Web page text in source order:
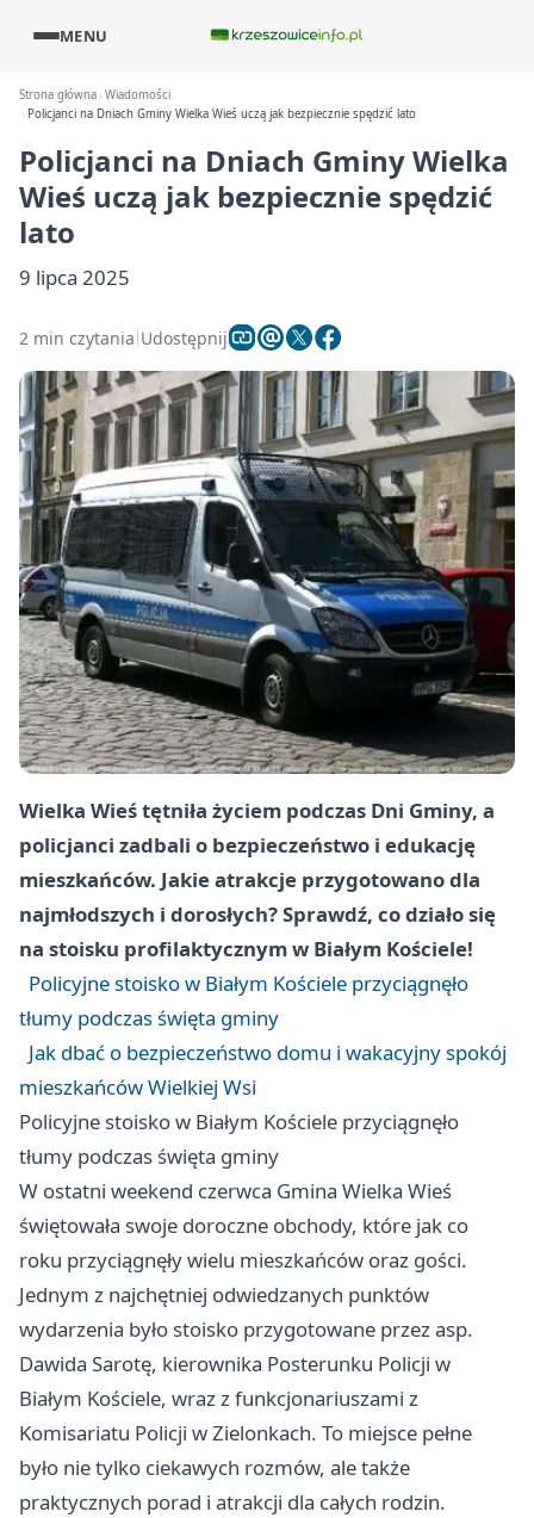
MENU
Strona główna Wiadomości
Policjanci na Dniach Gminy Wielka Wieś uczą jak bezpiecznie spędzić lato
Policjanci na Dniach Gminy Wielka
Wieś uczą jak bezpiecznie spędzić
lato
9 lipca 2025
2 min czytania Udostępnij
Wielka Wieś tętniła życiem podczas Dni Gminy, a
policjanci zadbali o bezpieczeństwo i edukację
mieszkańców. Jakie atrakcje przygotowano dla
najmłodszych i dorosłych? Sprawdź, co działo się
na stoisku profilaktycznym w Białym Kościele!
Policyjne stoisko w Białym Kościele przyciągnęło
tłumy podczas święta gminy
Jak dbać o bezpieczeństwo domu i wakacyjny spokój
mieszkańców Wielkiej Wsi
Policyjne stoisko w Białym Kościele przyciągnęło
tłumy podczas święta gminy
W ostatni weekend czerwca Gmina Wielka Wieś
świętowała swoje doroczne obchody, które jak co
roku przyciągnęły wielu mieszkańców oraz gości.
Jednym z najchętniej odwiedzanych punktów
wydarzenia było stoisko przygotowane przez asp.
Dawida Sarotę, kierownika Posterunku Policji w
Białym Kościele, wraz z funkcjonariuszami z
Komisariatu Policji w Zielonkach. To miejsce pełne
było nie tylko ciekawych rozmów, ale także
praktycznych porad i atrakcji dla całych rodzin.